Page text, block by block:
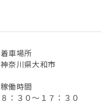
着車場所
神奈川県大和市
稼働時間
８：３０～１７：３０